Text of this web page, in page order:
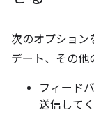
次のオプション
デート、その他
フィード
送信してく